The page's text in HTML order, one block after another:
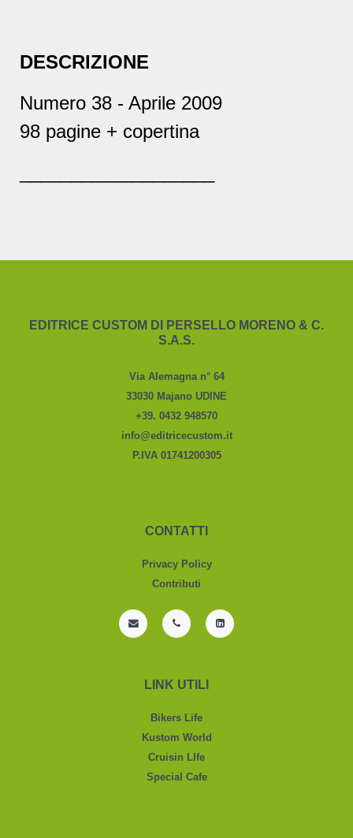
DESCRIZIONE
Numero 38 - Aprile 2009
98 pagine + copertina
EDITRICE CUSTOM DI PERSELLO MORENO & C.
S.A.S.
Via Alemagna n° 64
33030 Majano UDINE
+39. 0432 948570
info@editricecustom.it
P.IVA 01741200305
CONTATTI
Privacy Policy
Contributi
LINK UTILI
Bikers Life
Kustom World
Cruisin LIfe
Special Cafe